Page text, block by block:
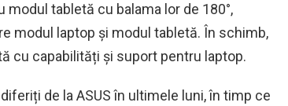
tabletă cu balama lor de 180°,
modul laptop și modul tabletă. În schimb,
cu capabilități și suport pentru laptop.
de la ASUS în ultimele luni, în timp ce